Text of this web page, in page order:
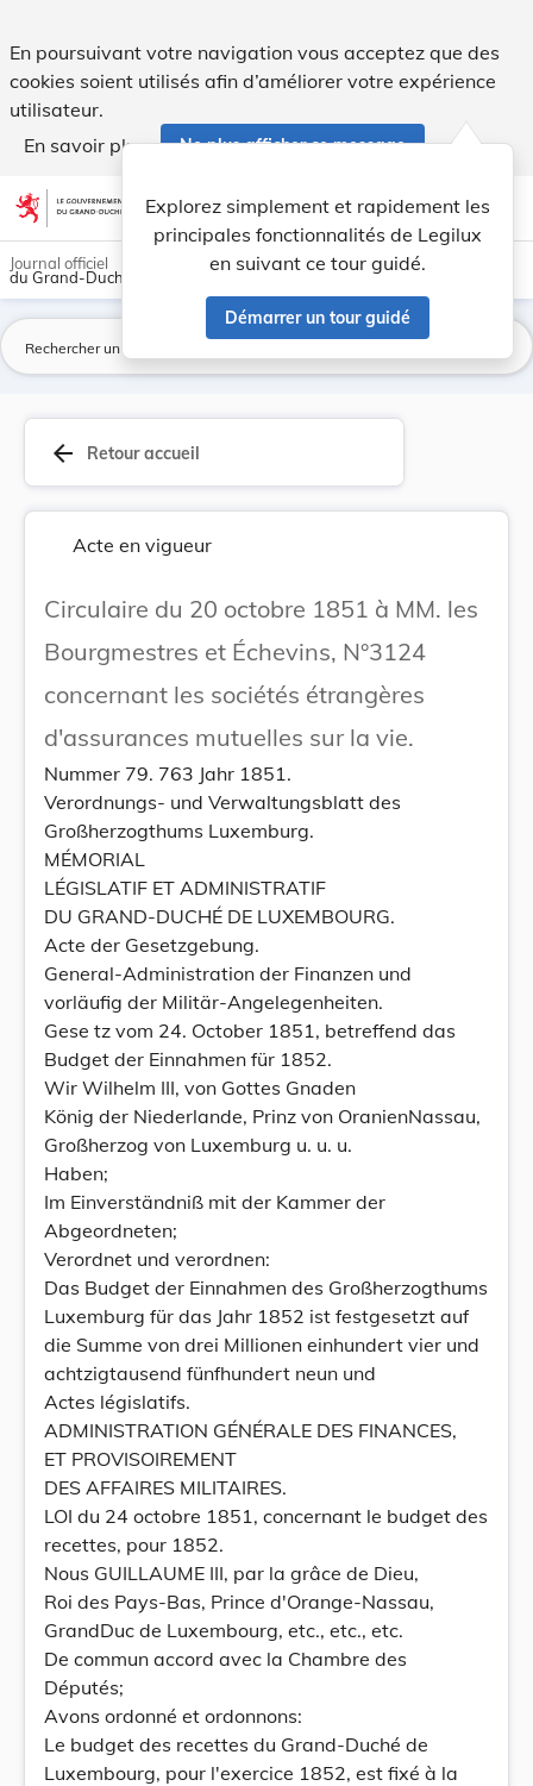
En poursuivant votre navigation vous acceptez que des
cookies soient utilisés afin d’améliorer votre expérience
utilisateur.
En savoir plus
Ne plus afficher ce message
Aller au contenu account_circle help Aide
Explorez simplement et rapidement les
principales fonctionnalités de Legilux
en suivant ce tour guidé.
Démarrer un tour guidé
light_mode dark_mode
Journal officiel
du Grand-Duché de Luxembourg
arrow_back Retour accueil
Acte en vigueur
Circulaire du 20 octobre 1851 à MM. les
Bourgmestres et Échevins, N°3124
concernant les sociétés étrangères
d'assurances mutuelles sur la vie.
Nummer 79. 763 Jahr 1851.
Verordnungs- und Verwaltungsblatt des
Großherzogthums Luxemburg.
MÉMORIAL
LÉGISLATIF ET ADMINISTRATIF
DU GRAND-DUCHÉ DE LUXEMBOURG.
Acte der Gesetzgebung.
General-Administration der Finanzen und
vorläufig der Militär-Angelegenheiten.
Gese tz vom 24. October 1851, betreffend das
Budget der Einnahmen für 1852.
Wir Wilhelm III, von Gottes Gnaden
König der Niederlande, Prinz von OranienNassau,
Großherzog von Luxemburg u. u. u.
Haben;
Im Einverständniß mit der Kammer der
Abgeordneten;
Verordnet und verordnen:
Das Budget der Einnahmen des Großherzogthums
Luxemburg für das Jahr 1852 ist festgesetzt auf
die Summe von drei Millionen einhundert vier und
achtzigtausend fünfhundert neun und
Actes législatifs.
ADMINISTRATION GÉNÉRALE DES FINANCES,
ET PROVISOIREMENT
DES AFFAIRES MILITAIRES.
LOI du 24 octobre 1851, concernant le budget des
recettes, pour 1852.
Nous GUILLAUME III, par la grâce de Dieu,
Roi des Pays-Bas, Prince d'Orange-Nassau,
GrandDuc de Luxembourg, etc., etc., etc.
De commun accord avec la Chambre des
Députés;
Avons ordonné et ordonnons:
Le budget des recettes du Grand-Duché de
Luxembourg, pour l'exercice 1852, est fixé à la